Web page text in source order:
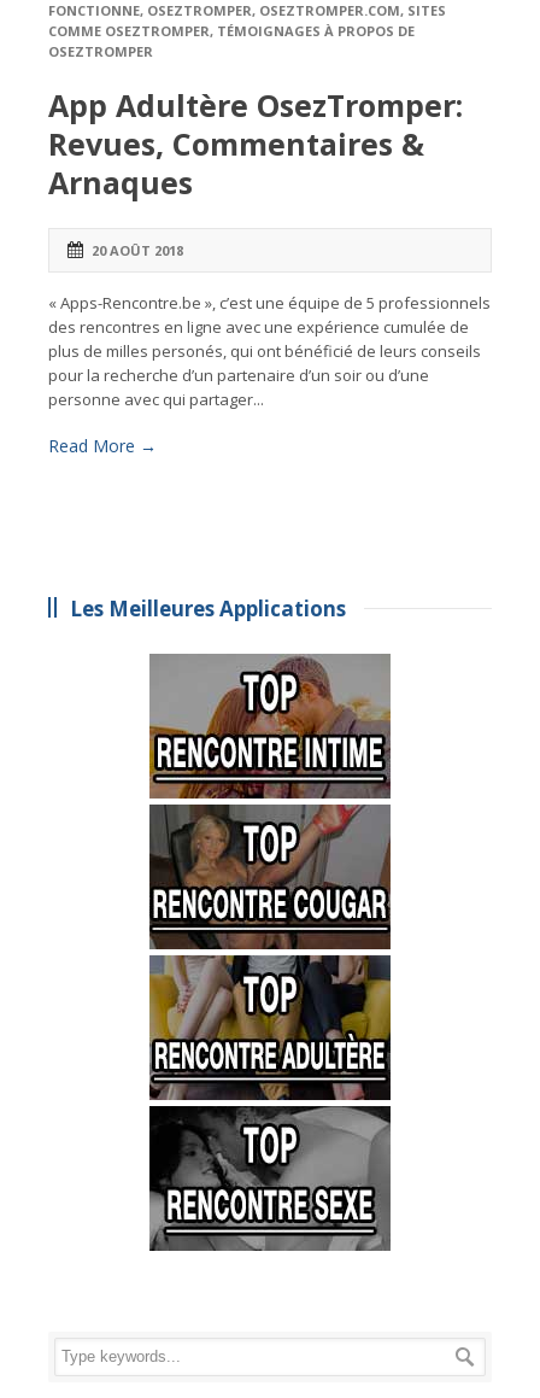
FONCTIONNE, OSEZTROMPER, OSEZTROMPER.COM, SITES
COMME OSEZTROMPER, TÉMOIGNAGES À PROPOS DE
OSEZTROMPER
App Adultère OsezTromper:
Revues, Commentaires &
Arnaques
20 AOÛT 2018
« Apps-Rencontre.be », c’est une équipe de 5 professionnels
des rencontres en ligne avec une expérience cumulée de
plus de milles personés, qui ont bénéficié de leurs conseils
pour la recherche d’un partenaire d’un soir ou d’une
personne avec qui partager...
Read More →
Les Meilleures Applications